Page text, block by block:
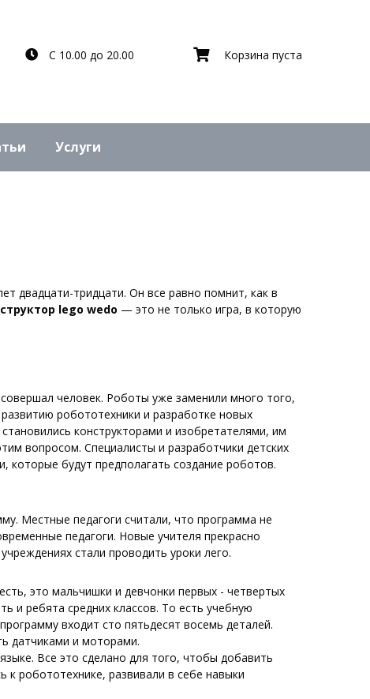
С 10.00 до 20.00 Корзина пуста
Услуги
двадцати-тридцати. Он все равно помнит, как в
lego wedo — это не только игра, в которую
человек. Роботы уже заменили много того,
робототехники и разработке новых
конструкторами и изобретателями, им
вопросом. Специалисты и разработчики детских
будут предполагать создание роботов.
Местные педагоги считали, что программа не
педагоги. Новые учителя прекрасно
стали проводить уроки лего.
это мальчишки и девчонки первых - четвертых
и ребята средних классов. То есть учебную
входит сто пятьдесят восемь деталей.
датчиками и моторами.
Все это сделано для того, чтобы добавить
робототехнике, развивали в себе навыки